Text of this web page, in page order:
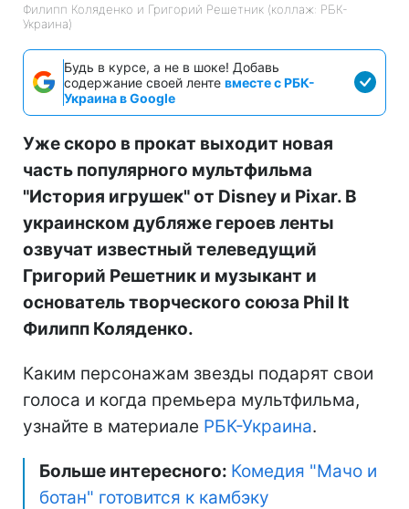
Филипп Коляденко и Григорий Решетник (коллаж: РБК-
Украина)
Будь в курсе, а не в шоке! Добавь
содержание своей ленте вместе с РБК-
Украина в Google
Уже скоро в прокат выходит новая
часть популярного мультфильма
"История игрушек" от Disney и Pixar. В
украинском дубляже героев ленты
озвучат известный телеведущий
Григорий Решетник и музыкант и
основатель творческого союза Phil It
Филипп Коляденко.
Каким персонажам звезды подарят свои
голоса и когда премьера мультфильма,
узнайте в материале РБК-Украина.
Больше интересного: Комедия "Мачо и
ботан" готовится к камбэку